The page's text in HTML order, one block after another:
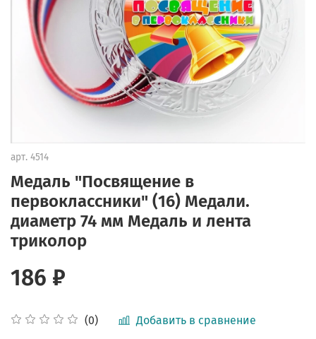
арт. 4514
Медаль "Посвящение в
первоклассники" (16) Медали.
диаметр 74 мм Медаль и лента
триколор
(0) Добавить в сравнение
186 ₽